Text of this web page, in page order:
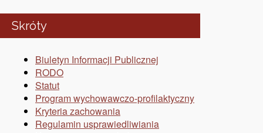
Skróty
Biuletyn Informacji Publicznej
RODO
Statut
Program wychowawczo-profilaktyczny
Kryteria zachowania
Regulamin usprawiedliwiania